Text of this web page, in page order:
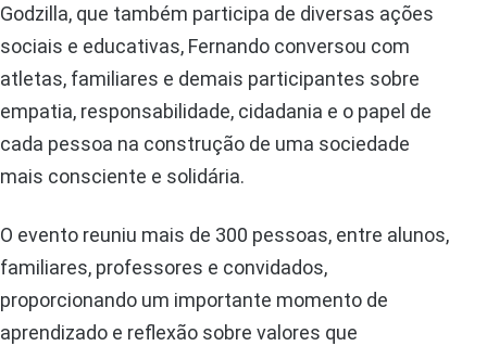
Godzilla, que também participa de diversas ações
sociais e educativas, Fernando conversou com
atletas, familiares e demais participantes sobre
empatia, responsabilidade, cidadania e o papel de
cada pessoa na construção de uma sociedade
mais consciente e solidária.
O evento reuniu mais de 300 pessoas, entre alunos,
familiares, professores e convidados,
proporcionando um importante momento de
aprendizado e reflexão sobre valores que